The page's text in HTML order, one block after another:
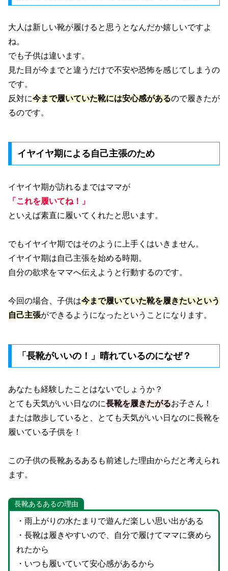
大人は新しい靴が履けると思うとなんだか嬉しいですよ
ね。
でも子供は違います。
見た目が今までと違うだけで不安や恐怖を感じてしまうの
です。
反対に今まで履いていた靴には安心感があるので履きたが
るのです。
イヤイヤ期による自己主張のため
イヤイヤ期が訪れるまではママが
「これを履いてね！」
といえば素直に履いてくれたと思います。
でもイヤイヤ期ではそのように上手くはいきません。
イヤイヤ期は自己主張を始める時期。
自分の欲求をママへ伝えようと行動するのです。
今回の場合、子供は今まで履いていた靴を履きたいという
自己主張ができるようになったということになります。
「長靴がいいの！」晴れているのになぜ？
あなたも経験したことはないでしょうか？
とても天気がいい日なのに長靴を履きたがるお子さん！
または散歩していると、とても天気がいい日なのに長靴を
履いている子供を！
この子供の長靴あるあるも前述した理由からだと考えられ
ます。
長靴あるあるの理由
・雨上がりの水たまりで遊んだ楽しい思い出がある
・長靴は履きやすいので、自分で履けてママに褒めら
れたから
・いつも履いていて安心感があるから